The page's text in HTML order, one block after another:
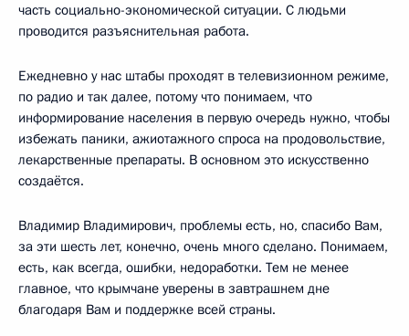
часть социально-экономической ситуации. С людьми
проводится разъяснительная работа.
Ежедневно у нас штабы проходят в телевизионном режиме,
по радио и так далее, потому что понимаем, что
информирование населения в первую очередь нужно, чтобы
избежать паники, ажиотажного спроса на продовольствие,
лекарственные препараты. В основном это искусственно
создаётся.
Владимир Владимирович, проблемы есть, но, спасибо Вам,
за эти шесть лет, конечно, очень много сделано. Понимаем,
есть, как всегда, ошибки, недоработки. Тем не менее
главное, что крымчане уверены в завтрашнем дне
благодаря Вам и поддержке всей страны.